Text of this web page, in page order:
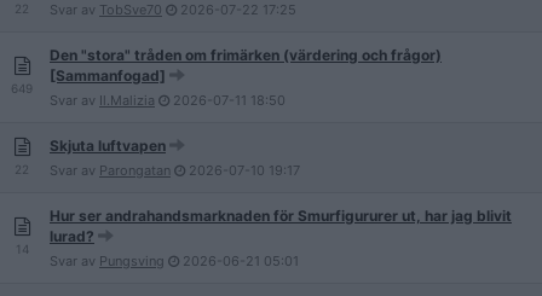
22 Svar av TobSve70 2026-07-22 17:25
649
Den "stora" tråden om frimärken (värdering och frågor)
[Sammanfogad]
Svar av Il.Malizia 2026-07-11 18:50
22
Skjuta luftvapen
Svar av Parongatan 2026-07-10 19:17
14
Hur ser andrahandsmarknaden för Smurfigururer ut, har jag blivit
lurad?
Svar av Pungsving 2026-06-21 05:01